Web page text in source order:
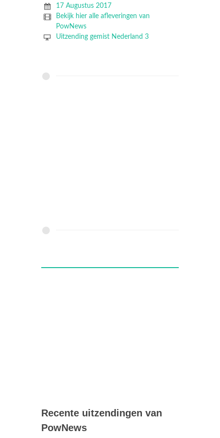
17 Augustus 2017
Bekijk hier alle afleveringen van
PowNews
Uitzending gemist Nederland 3
Recente uitzendingen van
PowNews